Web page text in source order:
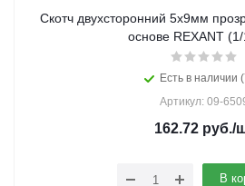
Скотч двухсторонний 5х9мм
основе REXANT
Есть в наличии
Артикул: 09-
162.72руб./
В